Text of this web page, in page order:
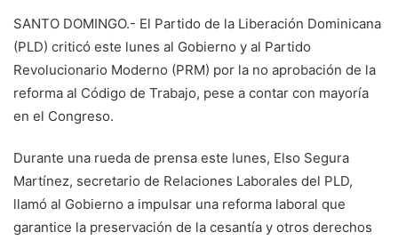
SANTO DOMINGO.- El Partido de la Liberación Dominicana
(PLD) criticó este lunes al Gobierno y al Partido
Revolucionario Moderno (PRM) por la no aprobación de la
reforma al Código de Trabajo, pese a contar con mayoría
en el Congreso.
Durante una rueda de prensa este lunes, Elso Segura
Martínez, secretario de Relaciones Laborales del PLD,
llamó al Gobierno a impulsar una reforma laboral que
garantice la preservación de la cesantía y otros derechos